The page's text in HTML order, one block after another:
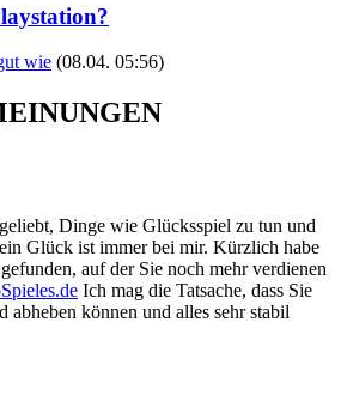
wie (08.04. 05:56)
Dinge wie Glücksspiel zu tun und
Glück ist immer bei mir. Kürzlich habe
auf der Sie noch mehr verdienen
Ich mag die Tatsache, dass Sie
abheben können und alles sehr stabil